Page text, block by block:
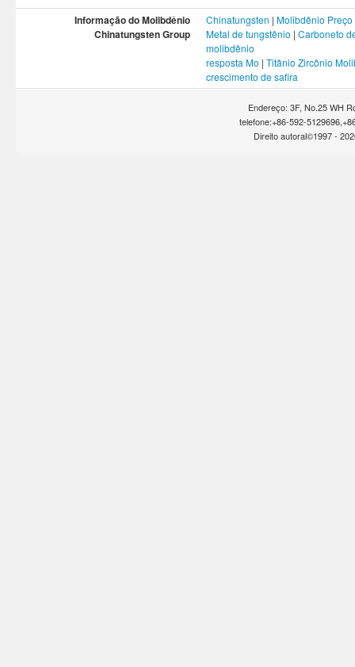
Informação do Molibdênio Chinatungsten | Molibdênio Preço
Chinatungsten Group Metal de tungstênio | Carboneto
molibdênio
resposta Mo | Titânio Zircônio
crescimento de safira
Endereço: 3F, No.25 WH
telefone:+86-592-
Direito autoral©1997 -